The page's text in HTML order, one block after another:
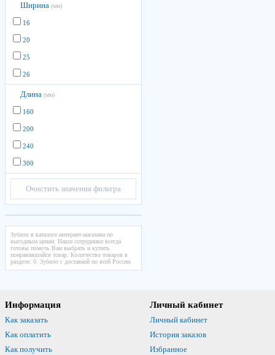
Ширина (мм)
16
20
25
26
Длина (мм)
160
200
240
300
Очистить значения фильтра
Зубило в каталоге интернет-магазина по
выгодным ценам. Наши сотрудники всегда
готовы помочь Вам выбрать и купить
понравившийся товар. Количество товаров в
разделе: 0. Зубило с доставкой по всей России.
Информация
Как заказать
Как оплатить
Как получить
Личный кабинет
Личный кабинет
История заказов
Избранное